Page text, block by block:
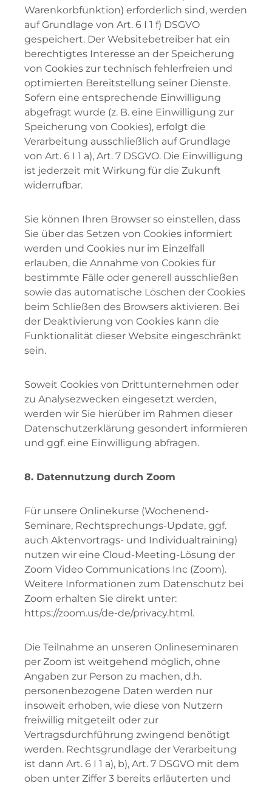
Warenkorbfunktion) erforderlich sind, werden
auf Grundlage von Art. 6 I 1 f) DSGVO
gespeichert. Der Websitebetreiber hat ein
berechtigtes Interesse an der Speicherung
von Cookies zur technisch fehlerfreien und
optimierten Bereitstellung seiner Dienste.
Sofern eine entsprechende Einwilligung
abgefragt wurde (z. B. eine Einwilligung zur
Speicherung von Cookies), erfolgt die
Verarbeitung ausschließlich auf Grundlage
von Art. 6 I 1 a), Art. 7 DSGVO. Die Einwilligung
ist jederzeit mit Wirkung für die Zukunft
widerrufbar.
Sie können Ihren Browser so einstellen, dass
Sie über das Setzen von Cookies informiert
werden und Cookies nur im Einzelfall
erlauben, die Annahme von Cookies für
bestimmte Fälle oder generell ausschließen
sowie das automatische Löschen der Cookies
beim Schließen des Browsers aktivieren. Bei
der Deaktivierung von Cookies kann die
Funktionalität dieser Website eingeschränkt
sein.
Soweit Cookies von Drittunternehmen oder
zu Analysezwecken eingesetzt werden,
werden wir Sie hierüber im Rahmen dieser
Datenschutzerklärung gesondert informieren
und ggf. eine Einwilligung abfragen.
8. Datennutzung durch Zoom
Für unsere Onlinekurse (Wochenend-
Seminare, Rechtsprechungs-Update, ggf.
auch Aktenvortrags- und Individualtraining)
nutzen wir eine Cloud-Meeting-Lösung der
Zoom Video Communications Inc (Zoom).
Weitere Informationen zum Datenschutz bei
Zoom erhalten Sie direkt unter:
https://zoom.us/de-de/privacy.html.
Die Teilnahme an unseren Onlineseminaren
per Zoom ist weitgehend möglich, ohne
Angaben zur Person zu machen, d.h.
personenbezogene Daten werden nur
insoweit erhoben, wie diese von Nutzern
freiwillig mitgeteilt oder zur
Vertragsdurchführung zwingend benötigt
werden. Rechtsgrundlage der Verarbeitung
ist dann Art. 6 I 1 a), b), Art. 7 DSGVO mit dem
oben unter Ziffer 3 bereits erläuterten und